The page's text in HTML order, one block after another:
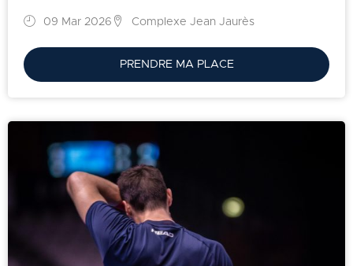
09 Mar 2026 Complexe Jean Jaurès
PRENDRE MA PLACE